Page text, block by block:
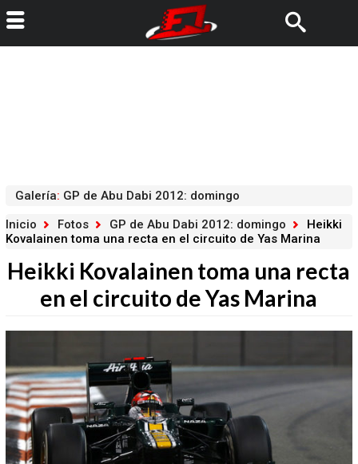
Galería: GP de Abu Dabi 2012: domingo
Inicio
Fotos GP de Abu Dabi 2012: domingo
Heikki
Kovalainen toma una recta en el circuito de Yas Marina
Heikki Kovalainen toma una recta
en el circuito de Yas Marina